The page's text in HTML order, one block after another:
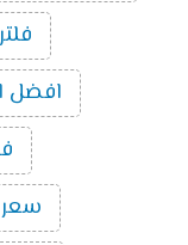
فلتر
افضل
سعر